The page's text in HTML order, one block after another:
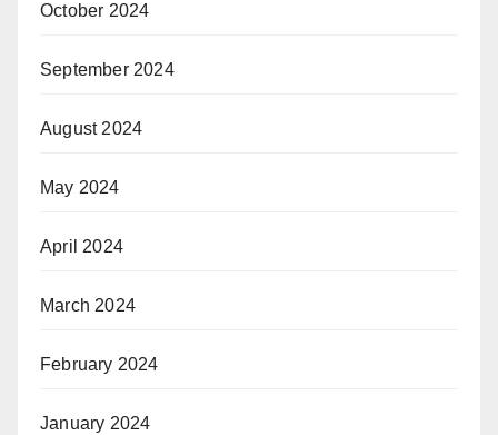
October 2024
September 2024
August 2024
May 2024
April 2024
March 2024
February 2024
January 2024